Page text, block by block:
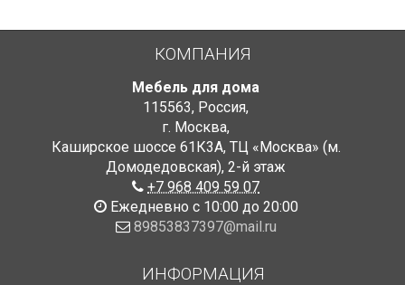
КОМПАНИЯ
Мебель для дома
115563, Россия,
г. Москва,
Каширское шоссе 61К3А, ТЦ «Москва» (м.
Домодедовская), 2-й этаж
+7 968 409 59 07
Ежедневно с 10:00 до 20:00
89853837397@mail.ru
ИНФОРМАЦИЯ